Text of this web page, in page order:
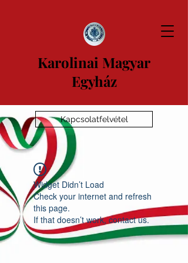
Karolinai Magyar
Egyház
Kapcsolatfelvétel
Widget Didn’t Load
Check your internet and refresh
this page.
If that doesn’t work, contact us.